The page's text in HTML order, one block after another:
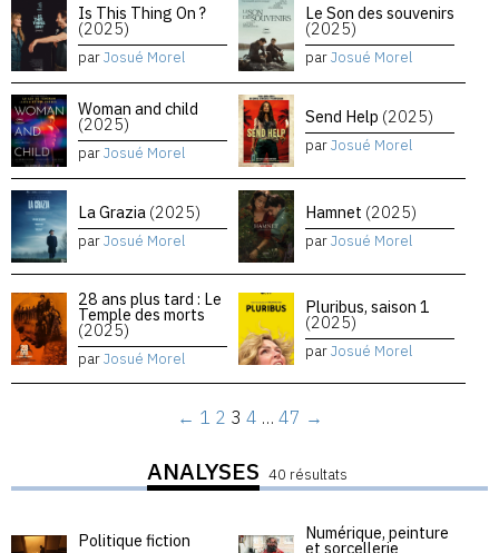
Is This Thing On ?
(2025)
parJosué Morel
Le Son des souvenirs
(2025)
parJosué Morel
Woman and child
(2025)
parJosué Morel
Send Help (2025)
parJosué Morel
La Grazia (2025)
parJosué Morel
Hamnet (2025)
parJosué Morel
28 ans plus tard : Le
Temple des morts
(2025)
parJosué Morel
Pluribus, saison 1
(2025)
parJosué Morel
← 1 2 3 4 … 47 →
ANALYSES 40 résultats
Politique fiction Numérique, peinture
et sorcellerie